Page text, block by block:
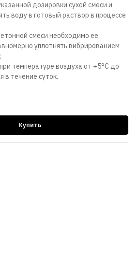
дозировки сухой смеси и
воду в готовый раствор в процессе
смеси необходимо ее
уплотнять вибрированием
температуре воздуха от +5°С до
в течение суток.
Купить